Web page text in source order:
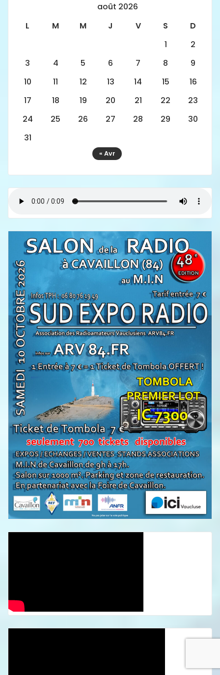
août 2026
L
M M J V S
D
1
2
3
4 5 6 7 8
9
10
11 12 13 14 15
16
17
18 19 20 21 22
23
24
25 26 27 28 29
30
31
« Avr